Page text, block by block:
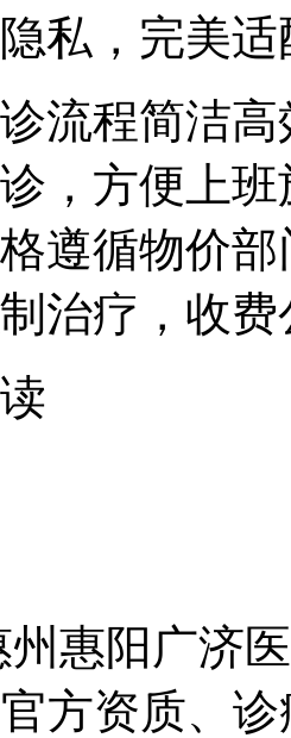
私，完美
程简洁高
，方便上
遵循物价
治疗，收
州惠阳广济
资质、诊